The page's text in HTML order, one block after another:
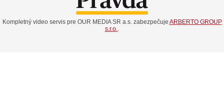
Kompletný video servis pre OUR MEDIA SR a.s. zabezpečuje ARBERTO GROUP
s.r.o.